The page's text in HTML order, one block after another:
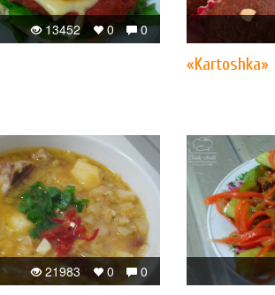
0
0
13452
«Kartoshka»
0
0
21983